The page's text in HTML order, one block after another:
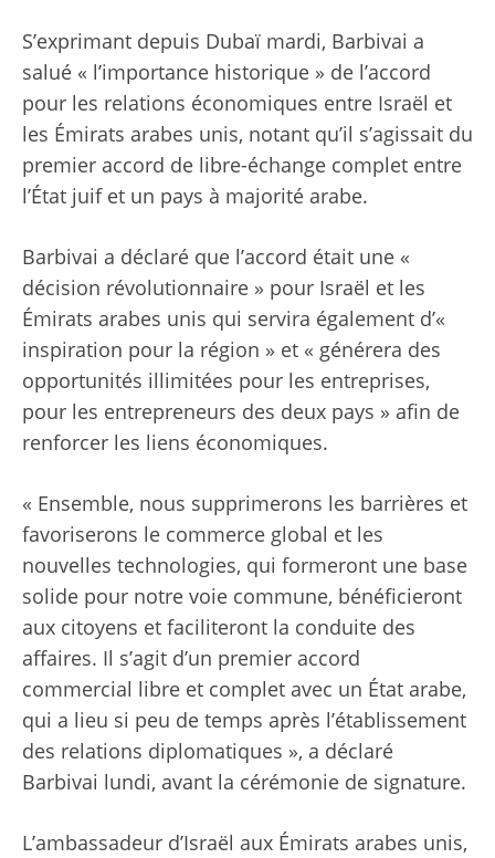
S’exprimant depuis Dubaï mardi, Barbivai a
salué « l’importance historique » de l’accord
pour les relations économiques entre Israël et
les Émirats arabes unis, notant qu’il s’agissait du
premier accord de libre-échange complet entre
l’État juif et un pays à majorité arabe.
Barbivai a déclaré que l’accord était une «
décision révolutionnaire » pour Israël et les
Émirats arabes unis qui servira également d’«
inspiration pour la région » et « générera des
opportunités illimitées pour les entreprises,
pour les entrepreneurs des deux pays » afin de
renforcer les liens économiques.
« Ensemble, nous supprimerons les barrières et
favoriserons le commerce global et les
nouvelles technologies, qui formeront une base
solide pour notre voie commune, bénéficieront
aux citoyens et faciliteront la conduite des
affaires. Il s’agit d’un premier accord
commercial libre et complet avec un État arabe,
qui a lieu si peu de temps après l’établissement
des relations diplomatiques », a déclaré
Barbivai lundi, avant la cérémonie de signature.
L’ambassadeur d’Israël aux Émirats arabes unis,